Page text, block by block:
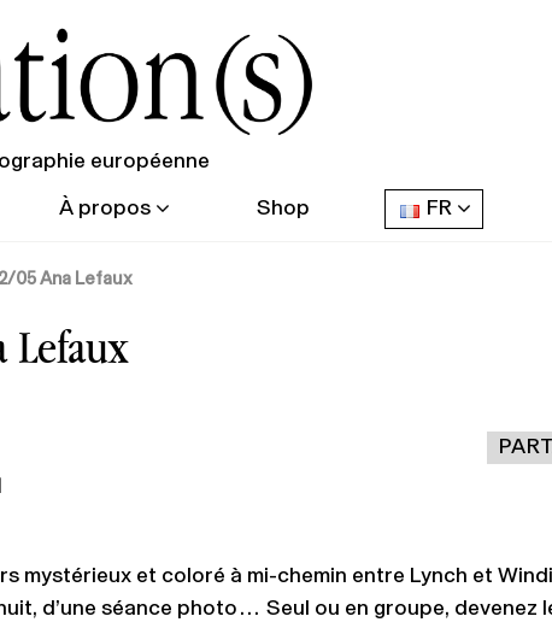
européenne
À propos Shop FR
05 Ana Lefaux
Lefaux
mystérieux et coloré à mi-chemin entre Lynch et
d’une séance photo… Seul ou en groupe, devenez